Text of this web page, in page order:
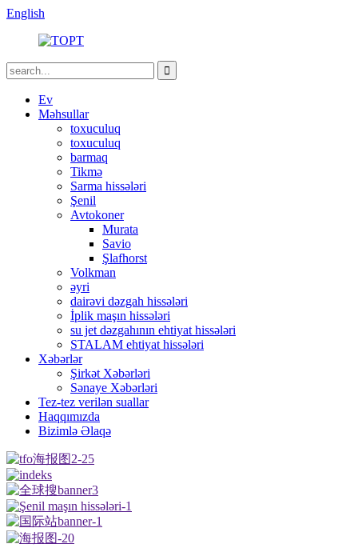
English
Ev
Məhsullar
toxuculuq
toxuculuq
barmaq
Tikmə
Sarma hissələri
Şenil
Avtokoner
Murata
Savio
Şlafhorst
Volkman
əyri
dairəvi dəzgah hissələri
İplik maşın hissələri
su jet dəzgahının ehtiyat hissələri
STALAM ehtiyat hissələri
Xəbərlər
Şirkət Xəbərləri
Sənaye Xəbərləri
Tez-tez verilən suallar
Haqqımızda
Bizimlə Əlaqə